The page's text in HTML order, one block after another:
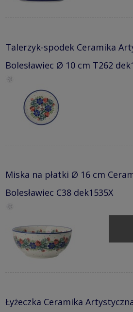
Talerzyk-spodek Ceramika
Bolesławiec Ø 10 cm T262
Miska na płatki Ø 16 cm
Bolesławiec C38 dek1535X
Łyżeczka Ceramika